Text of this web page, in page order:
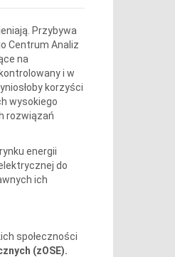
Przybywa
Centrum Analiz
na
i w
korzyści
wysokiego
rozwiązań
energii
do
ich
społeczności
(zOSE).